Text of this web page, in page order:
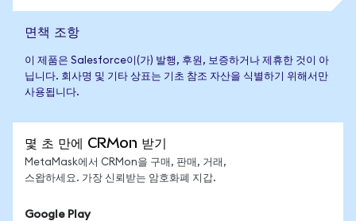
면책 조항
이 제품은 Salesforce이(가) 발행, 후원, 보증하거나 제휴한 것이 아
닙니다. 회사명 및 기타 상표는 기초 참조 자산을 식별하기 위해서만
사용됩니다.
몇 초 만에 CRMon 받기
MetaMask에서 CRMon을 구매, 판매, 거래,
스왑하세요. 가장 신뢰받는 암호화폐 지갑.
Google Play